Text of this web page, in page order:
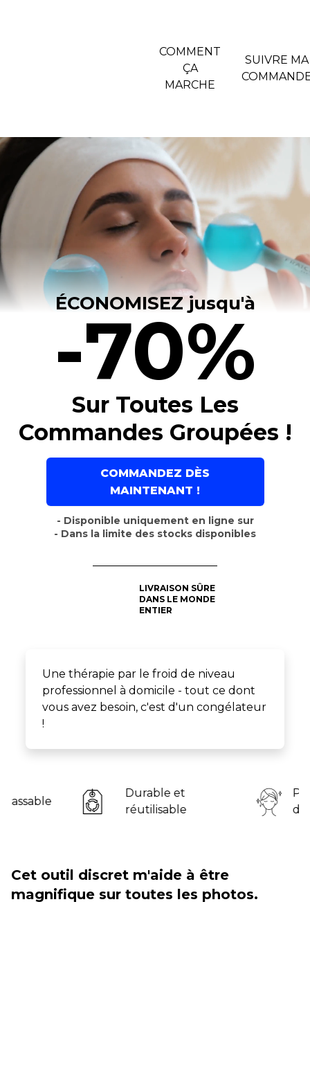
COMMENT
ÇA
MARCHE
SUIVRE MA
ÉCONOMISEZ jusqu'à
-70%
Sur Toutes Les
Commandes Groupées !
COMMANDEZ DÈS
MAINTENANT !
- Disponible uniquement en ligne sur
- Dans la limite des stocks disponibles
LIVRAISON SÛRE
DANS LE MONDE
ENTIER
Une thérapie par le froid de niveau
professionnel à domicile - tout ce dont
vous avez besoin, c'est d'un congélateur
!
Durable et
Pour tous les types
de peau
Cet outil discret m'aide à être
magnifique sur toutes les photos.